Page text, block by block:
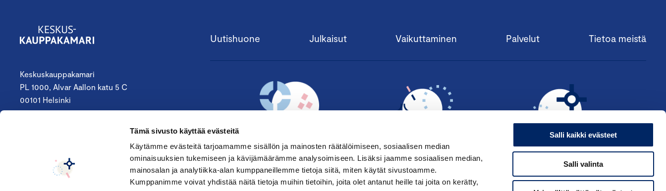
Tämä sivusto käyttää evästeitä
Käytämme evästeitä tarjoamamme sisällön ja mainosten räätälöimiseen, sosiaalisen median
ominaisuuksien tukemiseen ja kävijämäärämme analysoimiseen. Lisäksi jaamme sosiaalisen median,
mainosalan ja analytiikka-alan kumppaneillemme tietoja siitä, miten käytät sivustoamme.
Kumppanimme voivat yhdistää näitä tietoja muihin tietoihin, joita olet antanut heille tai joita on kerätty,
Salli kaikki evästeet
Salli valinta
Keskuskauppakamari
PL 1000, Alvar Aallon katu 5 C
00101 Helsinki
keskuskauppakamari@chamber.fi
Seuraa meitä:
Uutishuone Julkaisut Vaikuttaminen Palvelut Tietoa meistä
TILAA UUTISKIRJE › LIITY JÄSENEKSI › HAE ANSIOMERKKIÄ ›